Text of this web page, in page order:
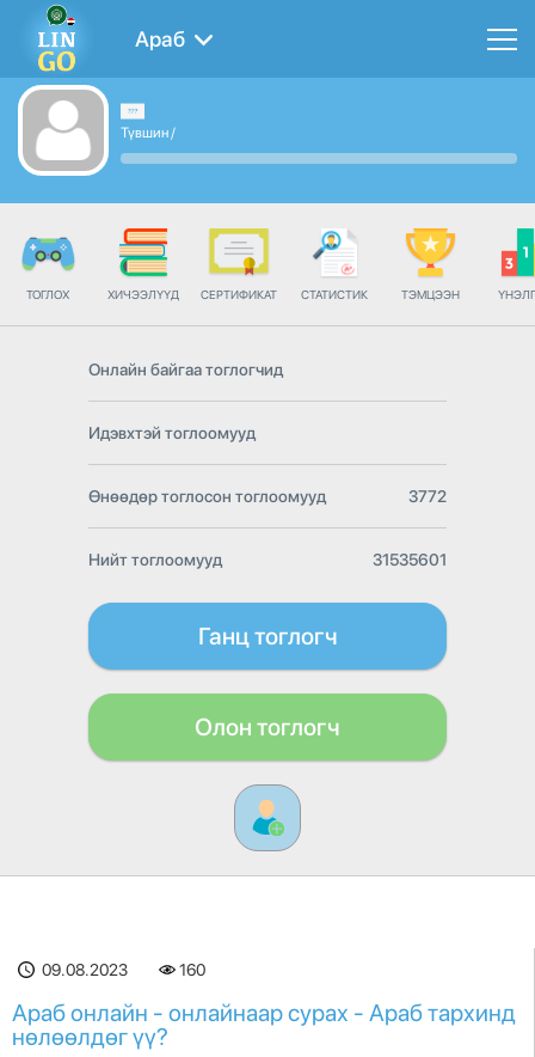
Араб
Түвшин/
ТОГЛОХ ХИЧЭЭЛҮҮД СЕРТИФИКАТ СТАТИСТИК ТЭМЦЭЭН
Онлайн байгаа тоглогчид
Идэвхтэй тоглоомууд
Өнөөдөр тоглосон тоглоомууд 3772
Нийт тоглоомууд 31535601
Ганц тоглогч
Олон тоглогч
09.08.2023 160
Араб онлайн - онлайнаар сурах - Араб тархинд
нөлөөлдөг үү?